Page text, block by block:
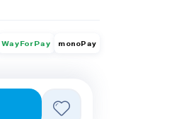
WayForPay monoPay